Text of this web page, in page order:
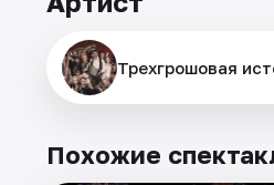
Трехгрошовая
Похожие